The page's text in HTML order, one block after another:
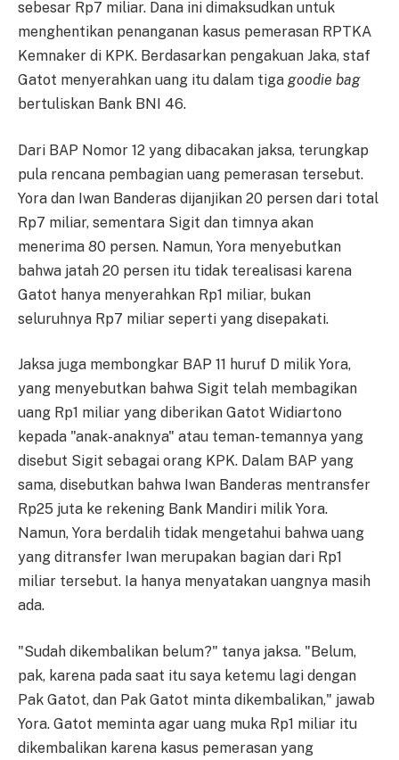
sebesar Rp7 miliar. Dana ini dimaksudkan untuk
menghentikan penanganan kasus pemerasan RPTKA
Kemnaker di KPK. Berdasarkan pengakuan Jaka, staf
Gatot menyerahkan uang itu dalam tiga goodie bag
bertuliskan Bank BNI 46.
Dari BAP Nomor 12 yang dibacakan jaksa, terungkap
pula rencana pembagian uang pemerasan tersebut.
Yora dan Iwan Banderas dijanjikan 20 persen dari total
Rp7 miliar, sementara Sigit dan timnya akan
menerima 80 persen. Namun, Yora menyebutkan
bahwa jatah 20 persen itu tidak terealisasi karena
Gatot hanya menyerahkan Rp1 miliar, bukan
seluruhnya Rp7 miliar seperti yang disepakati.
Jaksa juga membongkar BAP 11 huruf D milik Yora,
yang menyebutkan bahwa Sigit telah membagikan
uang Rp1 miliar yang diberikan Gatot Widiartono
kepada "anak-anaknya" atau teman-temannya yang
disebut Sigit sebagai orang KPK. Dalam BAP yang
sama, disebutkan bahwa Iwan Banderas mentransfer
Rp25 juta ke rekening Bank Mandiri milik Yora.
Namun, Yora berdalih tidak mengetahui bahwa uang
yang ditransfer Iwan merupakan bagian dari Rp1
miliar tersebut. Ia hanya menyatakan uangnya masih
ada.
"Sudah dikembalikan belum?" tanya jaksa. "Belum,
pak, karena pada saat itu saya ketemu lagi dengan
Pak Gatot, dan Pak Gatot minta dikembalikan," jawab
Yora. Gatot meminta agar uang muka Rp1 miliar itu
dikembalikan karena kasus pemerasan yang